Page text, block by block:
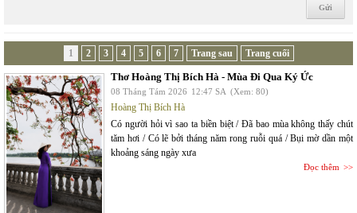
1 2 3 4 5 6 7 Trang sau Trang cuối
Thơ Hoàng Thị Bích Hà - Mùa Đi Qua Ký Ức
08 Tháng Tám 2026 12:47 SA (Xem: 80)
Hoàng Thị Bích Hà
Có người hỏi vì sao ta biền biệt / Đã bao mùa không thấy chút
tăm hơi / Có lẽ bởi tháng năm rong ruỗi quá / Bụi mờ dần một
khoảng sáng ngày xưa
Đọc thêm